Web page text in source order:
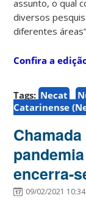
assunto, o qual
diversos
diferentes
Confira a
Tags: Necat
Catarinense
encerra-
09/02/2021 10:34